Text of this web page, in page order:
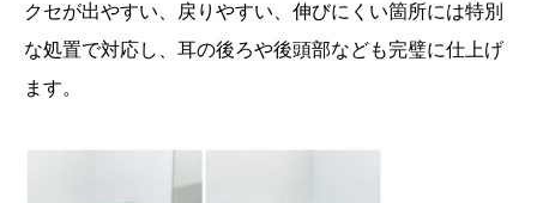
クセが出やすい、戻りやすい、伸びにくい箇所には特別
な処置で対応し、耳の後ろや後頭部なども完璧に仕上げ
ます。